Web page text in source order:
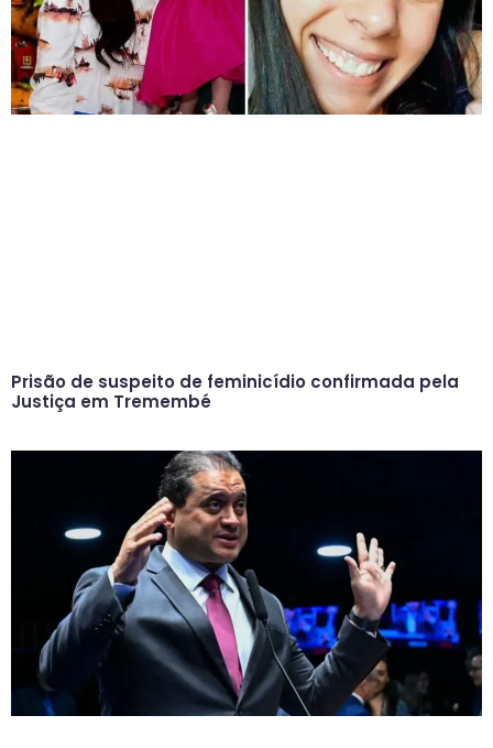
Prisão de suspeito de feminicídio confirmada pela
Justiça em Tremembé